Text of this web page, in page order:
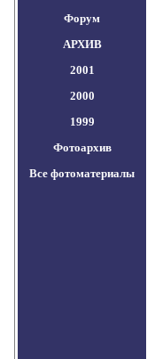
Форум
АРХИВ
2001
2000
1999
Фотоархив
Все фотоматериалы